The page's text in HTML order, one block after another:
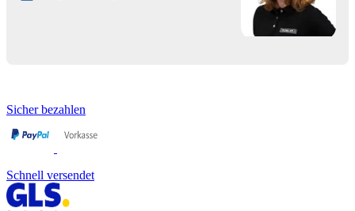
Sicher bezahlen
Schnell versendet